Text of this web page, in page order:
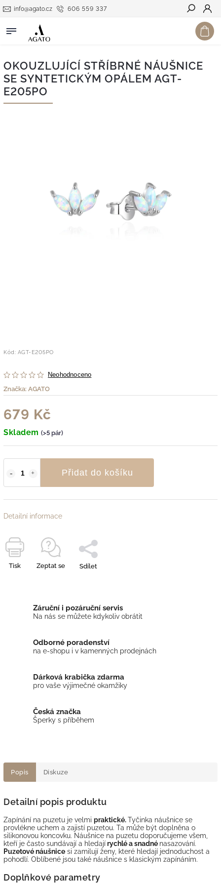
606 559 337
info@agato.cz
Hledat
OKOUZLUJÍCÍ STŘÍBRNÉ NÁUŠNICE
SE SYNTETICKÝM OPÁLEM AGT-
E205PO
Kód: AGT-E205PO
Neohodnoceno
Značka: AGATO
679 Kč
Skladem (>5 pár)
Přidat do košíku
Detailní informace
Tisk Zeptat se Sdílet
Záruční i pozáruční servis
Na nás se můžete kdykoliv obrátit
Odborné poradenství
na e-shopu i v kamenných prodejnách
Dárková krabička zdarma
pro vaše výjimečné okamžiky
Česká značka
Šperky s příběhem
Popis Diskuze
Detailní popis produktu
Zapínání na puzetu je velmi praktické.Tyčinka náušnice se
provlékne uchem a zajistí puzetou. Ta může být doplněna o
silikonovou koncovku. Náušnice na puzetu doporučujeme všem,
kteří je často sundávají a hledajírychlé a snadné nasazování.
Puzetové náušnice si zamilují ženy, které hledají jednoduchost a
pohodlí. Oblíbené jsou také náušnice s klasickým zapínáním.
Doplňkové parametry